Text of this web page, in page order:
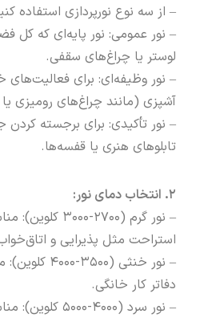
– از سه نوع نورپردازی استفاده
– نور عمومی: نور پایه‌ای که کل
لوستر یا چراغ‌های سقفی.
– نور وظیفه‌ای: برای
آشپزی (مانند چراغ‌های رومیزی یا
– نور تأکیدی: برای برجسته
تابلوهای هنری یا قفسه‌ها.
2. انتخاب دمای نور:
– نور گرم (2700-
استراحت مثل پذیرایی و
– نور خنثی
دفاتر کار خانگی.
– نور سرد (4000-